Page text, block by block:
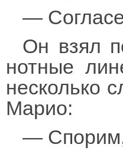
—
Он взял
нотные
несколько
Марио:
— Спорим,